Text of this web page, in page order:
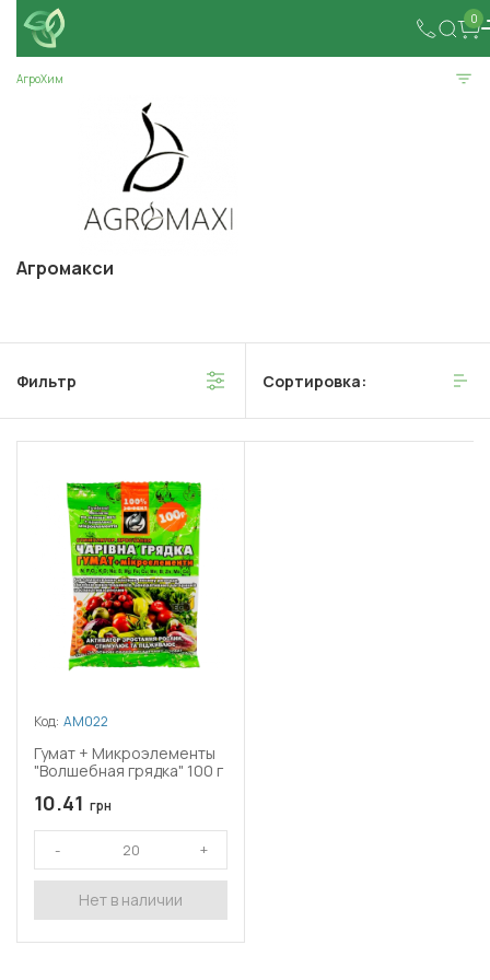
0
АгроХим
Агромакси
Фильтр Сортировка:
Код: АМ022
Гумат + Микроэлементы
"Волшебная грядка" 100 г
10.41 грн
Нет в наличии